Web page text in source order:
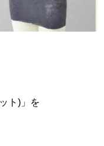
ト)」を